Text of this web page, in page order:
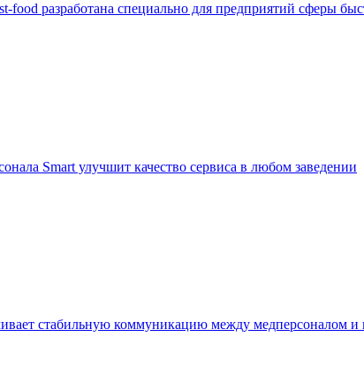
food разработана специально для предприятий сферы
Smart улучшит качество сервиса в любом заведении
стабильную коммуникацию между медперсоналом и